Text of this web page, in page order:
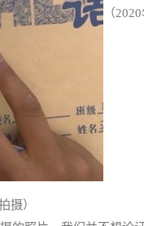
（
摄）